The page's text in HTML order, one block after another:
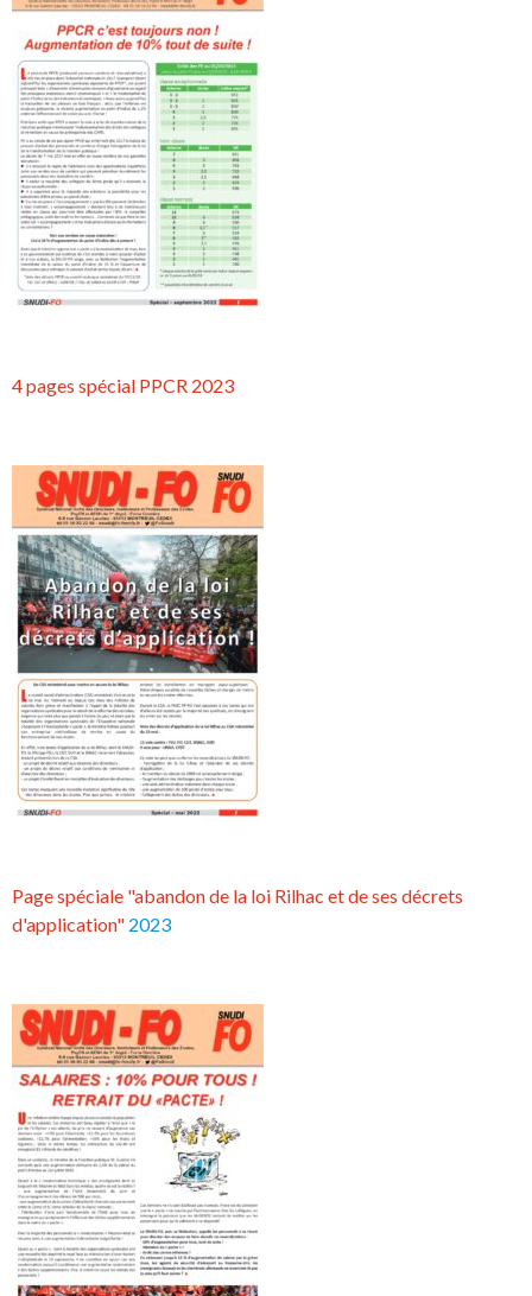
4 pages spécial PPCR 2023
Page spéciale "abandon de la loi Rilhac et de ses décrets
d'application" 2023